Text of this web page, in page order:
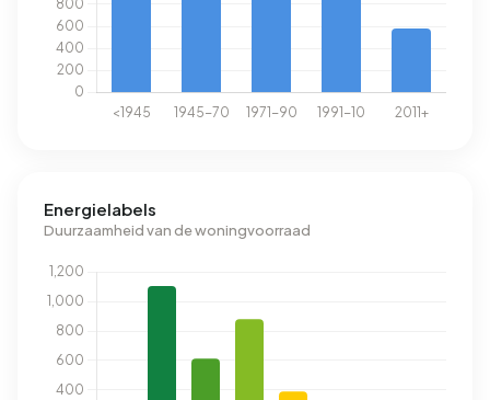
Energielabels
Duurzaamheid van de woningvoorraad